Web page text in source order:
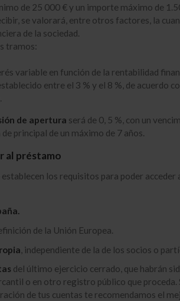
de 25 000 € y un importe máximo de
se valorará, entre otros factores, la
de la sociedad.
tramos:
variable en función de la rentabilidad
entre el 3 % y el 8 %, de acuerdo
de apertura será de 0, 5 %, con un
principal de un máximo de 7 años.
al préstamo
los requisitos para poder acceder
de la Unión Europea.
, independiente de la de los socios o
del último ejercicio cerrado, que habrán
o en otro registro público que proceda.
de tus cuentas te recomendamos el